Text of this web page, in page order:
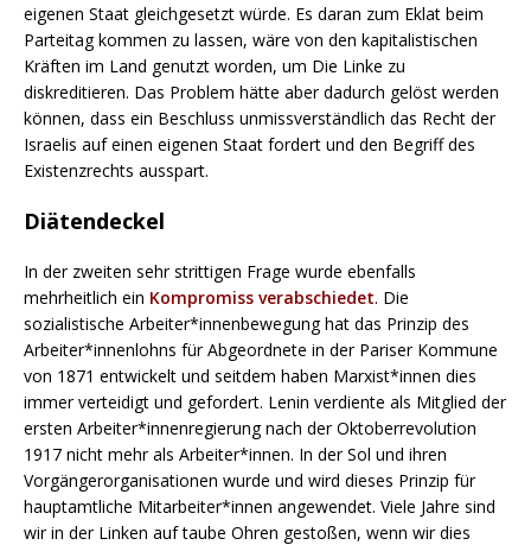
eigenen Staat gleichgesetzt würde. Es daran zum Eklat beim
Parteitag kommen zu lassen, wäre von den kapitalistischen
Kräften im Land genutzt worden, um Die Linke zu
diskreditieren. Das Problem hätte aber dadurch gelöst werden
können, dass ein Beschluss unmissverständlich das Recht der
Israelis auf einen eigenen Staat fordert und den Begriff des
Existenzrechts ausspart.
Diätendeckel
In der zweiten sehr strittigen Frage wurde ebenfalls
mehrheitlich ein Kompromiss verabschiedet. Die
sozialistische Arbeiter*innenbewegung hat das Prinzip des
Arbeiter*innenlohns für Abgeordnete in der Pariser Kommune
von 1871 entwickelt und seitdem haben Marxist*innen dies
immer verteidigt und gefordert. Lenin verdiente als Mitglied der
ersten Arbeiter*innenregierung nach der Oktoberrevolution
1917 nicht mehr als Arbeiter*innen. In der Sol und ihren
Vorgängerorganisationen wurde und wird dieses Prinzip für
hauptamtliche Mitarbeiter*innen angewendet. Viele Jahre sind
wir in der Linken auf taube Ohren gestoßen, wenn wir dies